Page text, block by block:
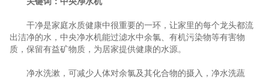
干净是家庭水质健康中很重要的一环，让家里的每个龙头都流
出洁净的水，中央净水机能过滤水中余氯、有机污染物等有害物
质，保留有益矿物质，为居家提供健康的水源。
净水洗漱，可减少人体对余氯及其化合物的摄入，净水洗蔬